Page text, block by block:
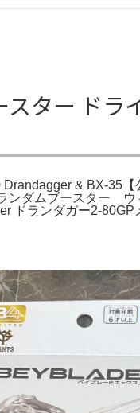
ター ドラ
& BX-35
ンダムブースター
ドランダガー2-